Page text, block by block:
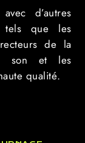
d’autres
tels que les
de la
son et les
qualité.